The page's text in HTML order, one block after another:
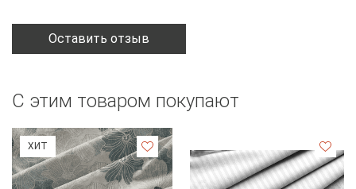
Оставить отзыв
С этим товаром покупают
ХИТ